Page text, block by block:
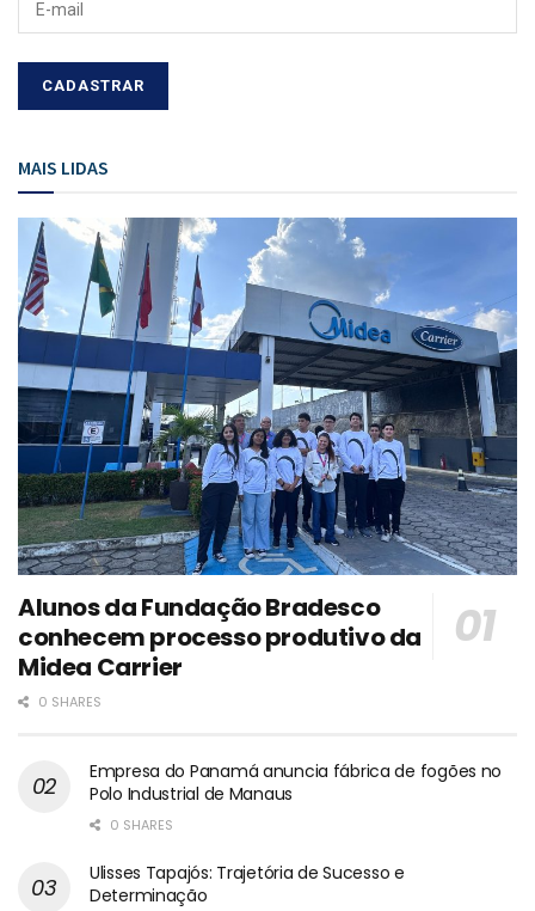
MAIS LIDAS
Alunos da Fundação Bradesco
conhecem processo produtivo da
Midea Carrier
0 SHARES
Empresa do Panamá anuncia fábrica de fogões no
Polo Industrial de Manaus
0 SHARES
Ulisses Tapajós: Trajetória de Sucesso e
Determinação